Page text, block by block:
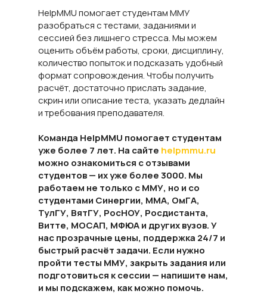
HelpMMU помогает студентам ММУ
разобраться с тестами, заданиями и
сессией без лишнего стресса. Мы можем
оценить объём работы, сроки, дисциплину,
количество попыток и подсказать удобный
формат сопровождения. Чтобы получить
расчёт, достаточно прислать задание,
скрин или описание теста, указать дедлайн
и требования преподавателя.
Команда HelpMMU помогает студентам
уже более 7 лет. На сайте helpmmu.ru
можно ознакомиться с отзывами
студентов — их уже более 3000. Мы
работаем не только с ММУ, но и со
студентами Синергии, ММА, ОмГА,
ТулГУ, ВятГУ, РосНОУ, Росдистанта,
Витте, МОСАП, МФЮА и других вузов. У
нас прозрачные цены, поддержка 24/7 и
быстрый расчёт задачи. Если нужно
пройти тесты ММУ, закрыть задания или
подготовиться к сессии — напишите нам,
и мы подскажем, как можно помочь.